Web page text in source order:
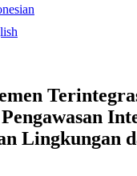
Lingkungan